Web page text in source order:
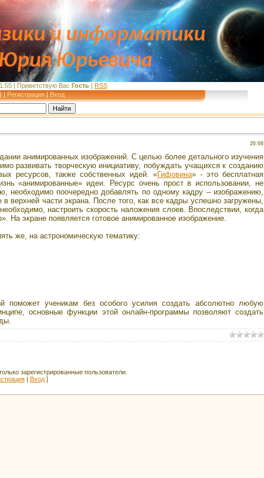
| Приветствую Вас Гость| RSS
| | Регистрация | Вход
20:08
анимированных изображений. С целью более детального изучения
развивать творческую инициативу, побуждать учащихся к созданию
ресурсов, также собственных идей. «Гифовина» - это бесплатная
«анимированные» идеи. Ресурс очень прост в использовании, не
необходимо поочередно добавлять по одному кадру – изображению,
части экрана. После того, как все кадры успешно загружены,
настроить скорость наложения слоев. Впоследствии, когда
На экране появляется готовое анимированное изображение.
же, на астрономическую тематику:
поможет ученикам без особого усилия создать абсолютно любую
основные функции этой онлайн-программы позволяют создать
зарегистрированные пользователи.
| Вход ]